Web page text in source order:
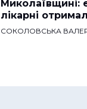
Миколаївщині:
лікарні
СОКОЛОВСЬКА